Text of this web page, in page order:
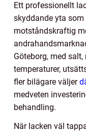
Ett professionellt
skyddande yta
motståndskraftig
Göteborg, med
temperaturer,
fler bilägare väljer
medveten
behandling.
När lacken väl